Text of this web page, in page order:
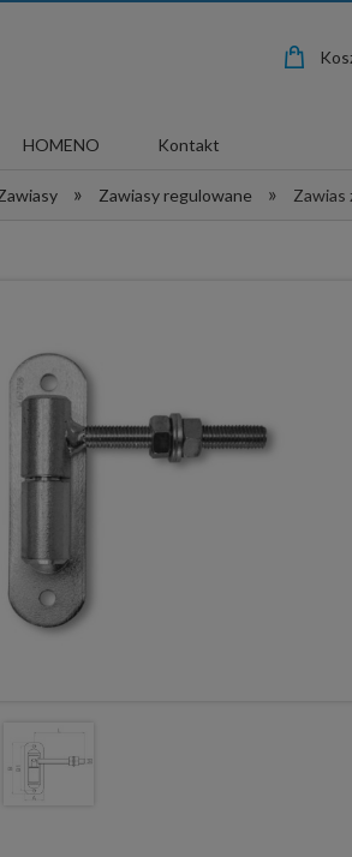
HOMENO Kontakt
» Zawiasy regulowane » Zawias